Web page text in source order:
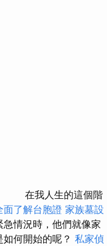
在我人生的這個階
面了解台胞證 家族墓設
情況時，他們就像家
何開始的呢？ 私家偵